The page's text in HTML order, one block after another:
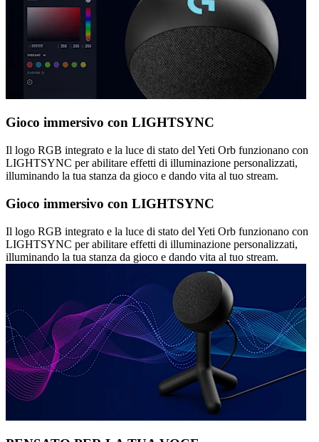
Gioco immersivo con LIGHTSYNC
Il logo RGB integrato e la luce di stato del Yeti Orb funzionano con
LIGHTSYNC per abilitare effetti di illuminazione personalizzati,
illuminando la tua stanza da gioco e dando vita al tuo stream.
Gioco immersivo con LIGHTSYNC
Il logo RGB integrato e la luce di stato del Yeti Orb funzionano con
LIGHTSYNC per abilitare effetti di illuminazione personalizzati,
illuminando la tua stanza da gioco e dando vita al tuo stream.